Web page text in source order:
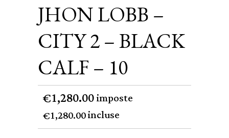
JHON LOBB –
CITY 2 – BLACK
CALF – 10
€1,280.00imposte
€1,280.00incluse